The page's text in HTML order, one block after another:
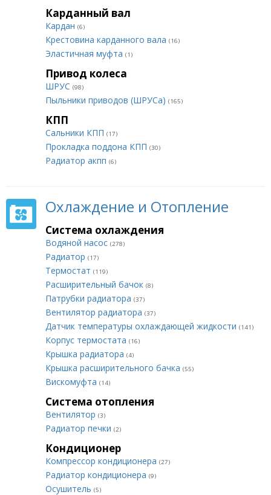
Карданный вал
Кардан (6)
Крестовина карданного вала (16)
Эластичная муфта (1)
Привод колеса
ШРУС (98)
Пыльники приводов (ШРУСа) (165)
КПП
Сальники КПП (17)
Прокладка поддона КПП (30)
Радиатор акпп (6)
Охлаждение и Отопление
Система охлаждения
Водяной насос (278)
Радиатор (17)
Термостат (119)
Расширительный бачок (8)
Патрубки радиатора (37)
Вентилятор радиатора (37)
Датчик температуры охлаждающей жидкости (141)
Корпус термостата (16)
Крышка радиатора (4)
Крышка расширительного бачка (55)
Вискомуфта (14)
Система отопления
Вентилятор (3)
Радиатор печки (2)
Кондиционер
Компрессор кондиционера (27)
Радиатор кондиционера (9)
Осушитель (5)